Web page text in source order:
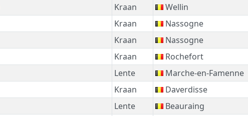
Kraan Wellin
Kraan Nassogne
Kraan Nassogne
Kraan Rochefort
Lente Marche-en-Famenne
Kraan Daverdisse
Lente Beauraing